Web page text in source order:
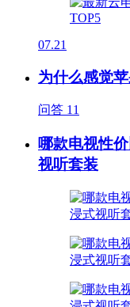
07.21
为什么感觉
问答 11
哪款电视性
视听套装